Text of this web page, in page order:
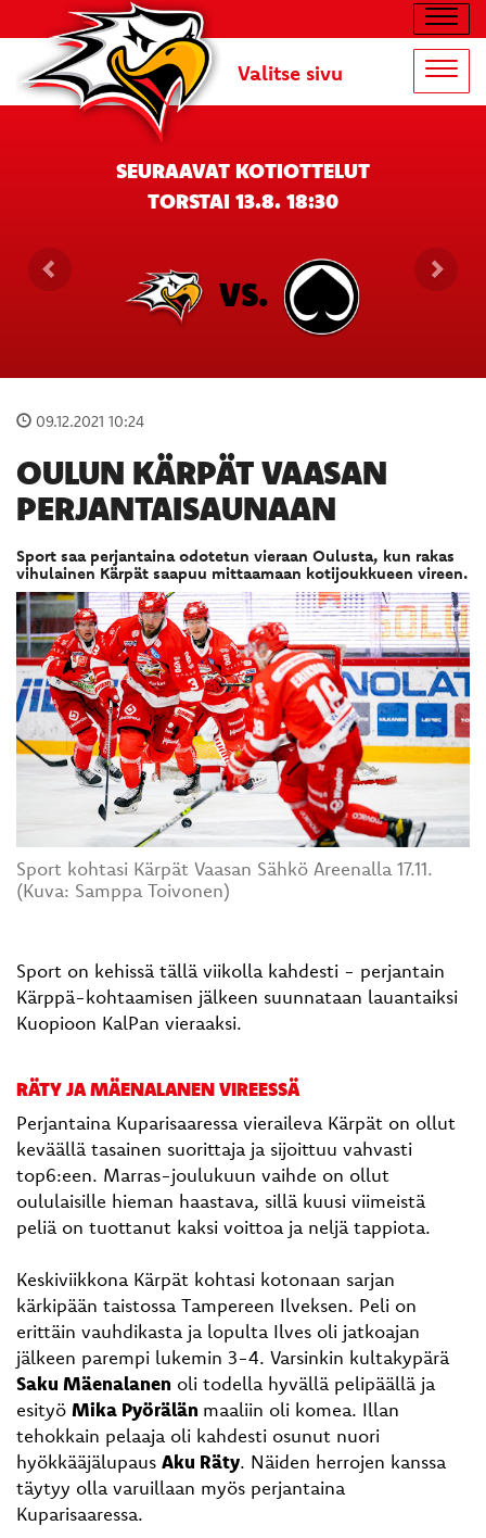
Valitse sivu
SEURAAVAT KOTIOTTELUT
TORSTAI 13.8. 18:30
VS.
09.12.2021 10:24
OULUN KÄRPÄT VAASAN
PERJANTAISAUNAAN
Sport saa perjantaina odotetun vieraan Oulusta, kun rakas
vihulainen Kärpät saapuu mittaamaan kotijoukkueen vireen.
Sport kohtasi Kärpät Vaasan Sähkö Areenalla 17.11.
(Kuva: Samppa Toivonen)
Sport on kehissä tällä viikolla kahdesti - perjantain
Kärppä-kohtaamisen jälkeen suunnataan lauantaiksi
Kuopioon KalPan vieraaksi.
RÄTY JA MÄENALANEN VIREESSÄ
Perjantaina Kuparisaaressa vieraileva Kärpät on ollut
keväällä tasainen suorittaja ja sijoittuu vahvasti
top6:een. Marras-joulukuun vaihde on ollut
oululaisille hieman haastava, sillä kuusi viimeistä
peliä on tuottanut kaksi voittoa ja neljä tappiota.
Keskiviikkona Kärpät kohtasi kotonaan sarjan
kärkipään taistossa Tampereen Ilveksen. Peli on
erittäin vauhdikasta ja lopulta Ilves oli jatkoajan
jälkeen parempi lukemin 3-4. Varsinkin kultakypärä
Saku Mäenalanen oli todella hyvällä pelipäällä ja
esityö Mika Pyörälän maaliin oli komea. Illan
tehokkain pelaaja oli kahdesti osunut nuori
hyökkääjälupaus Aku Räty. Näiden herrojen kanssa
täytyy olla varuillaan myös perjantaina
Kuparisaaressa.